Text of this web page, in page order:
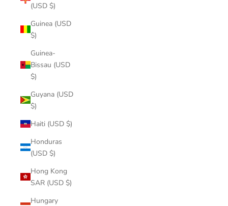
(USD $)
Guinea (USD
$)
Guinea-
Bissau (USD
$)
Guyana (USD
$)
Haiti (USD $)
Honduras
(USD $)
Hong Kong
SAR (USD $)
Hungary